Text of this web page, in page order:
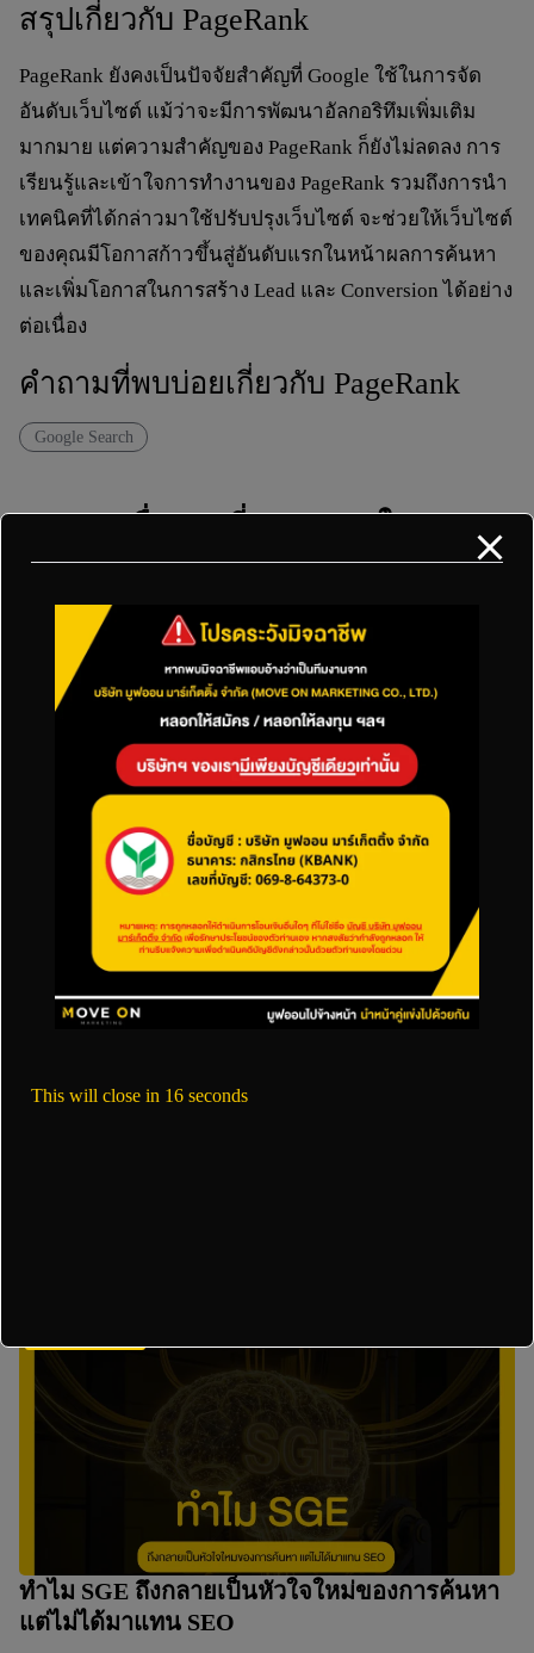
สรุปเกี่ยวกับ PageRank
PageRank ยังคงเป็นปัจจัยสำคัญที่ Google ใช้ในการจัด
อันดับเว็บไซต์ แม้ว่าจะมีการพัฒนาอัลกอริทึมเพิ่มเติม
มากมาย แต่ความสำคัญของ PageRank ก็ยังไม่ลดลง การ
เรียนรู้และเข้าใจการทำงานของ PageRank รวมถึงการนำ
เทคนิคที่ได้กล่าวมาใช้ปรับปรุงเว็บไซต์ จะช่วยให้เว็บไซต์
ของคุณมีโอกาสก้าวขึ้นสู่อันดับแรกในหน้าผลการค้นหา
และเพิ่มโอกาสในการสร้าง Lead และ Conversion ได้อย่าง
ต่อเนื่อง
คำถามที่พบบ่อยเกี่ยวกับ PageRank
Google Search
WanTalkMarketing เปิดตัวจากการ ผนึกกำลัง
ของ CZ x MoveOn ยกระดับมาตรฐาน SEO ใหม่
และการตลาดออนไลน์
SEO และ SEM
ทำไม SGE ถึงกลายเป็นหัวใจใหม่ของการค้นหา
แต่ไม่ได้มาแทน SEO
This will close in 15 seconds